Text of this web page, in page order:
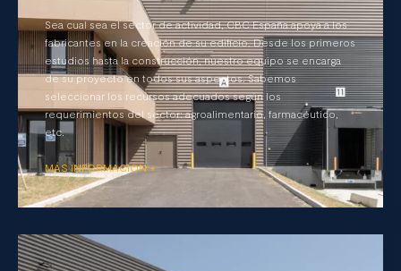
Sea cual sea el sector de actividad, CBC España apoya a los
fabricantes en la creación de su edificio. Desde los primeros
estudios hasta la construcción, nuestro equipo se encarga
de su proyecto en todos sus aspectos. Sabemos
seleccionar los recursos adecuados según los
requerimientos del sector: agroalimentario, farmacéutico,
etc.
MÁS INFORMACIÓN +